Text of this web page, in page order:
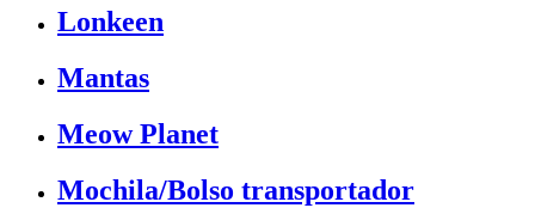
Lonkeen
Mantas
Meow Planet
Mochila/Bolso transportador